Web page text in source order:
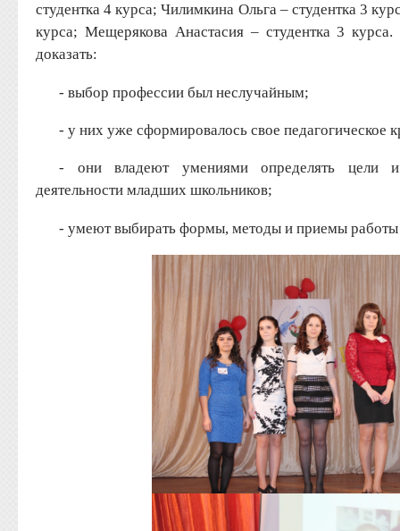
студентка 4 курса; Чилимкина Ольга – студентка 3
курса; Мещерякова Анастасия – студентка 3
доказать:
- выбор профессии был неслучайным;
- у них уже сформировалось свое педагогическое
- они владеют умениями определять цели и
деятельности младших школьников;
- умеют выбирать формы, методы и приемы